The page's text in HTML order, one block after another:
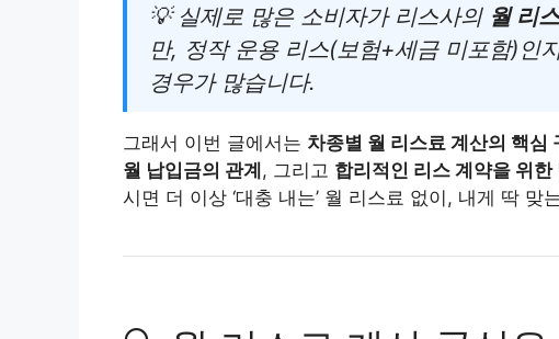
💡 실제로 많은 소비자가 리스사의 월 리
만, 정작 운용 리스(보험+세금 미포함)인
경우가 많습니다.
그래서 이번 글에서는 차종별 월 리스료 계산의 핵심
월 납입금의 관계 , 그리고 합리적인 리스 계약을 위한
시면 더 이상 ‘대충 내는’ 월 리스료 없이, 내게 딱